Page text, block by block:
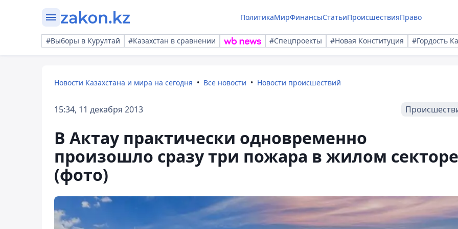
ПолитикаМирФинансыСтатьиПроисшествияПраво
#Выборы в Курултай #Казахстан в сравнении #Спецпроекты #Новая Конституция #Гордость
Новости Казахстана и мира на сегодня Все новости Новости происшествий
15:34, 11 декабря 2013
В Актау практически одновременно
произошло сразу три пожара в жилом секторе
(фото)